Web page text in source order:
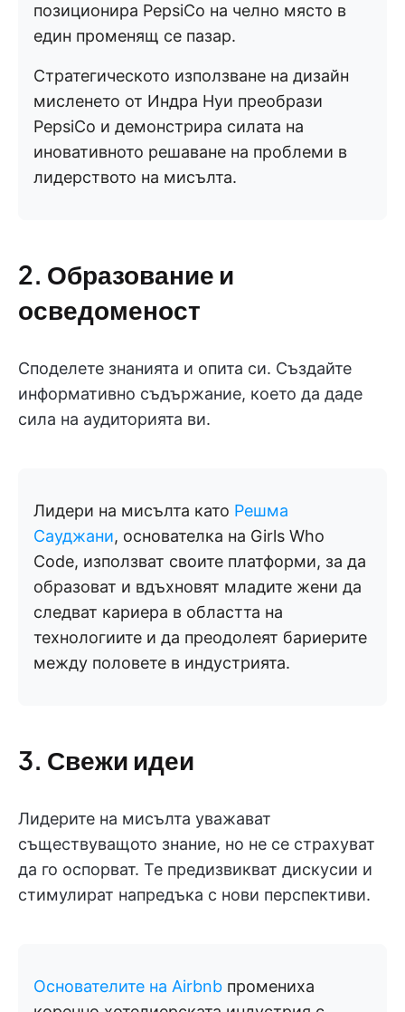
позиционира PepsiCo на челно място в
един променящ се пазар.
Стратегическото използване на дизайн
мисленето от Индра Нуи преобрази
PepsiCo и демонстрира силата на
иновативното решаване на проблеми в
лидерството на мисълта.
2. Образование и
осведоменост
Споделете знанията и опита си. Създайте
информативно съдържание, което да даде
сила на аудиторията ви.
Лидери на мисълта като Решма
Сауджани, основателка на Girls Who
Code, използват своите платформи, за да
образоват и вдъхновят младите жени да
следват кариера в областта на
технологиите и да преодолеят бариерите
между половете в индустрията.
3. Свежи идеи
Лидерите на мисълта уважават
съществуващото знание, но не се страхуват
да го оспорват. Те предизвикват дискусии и
стимулират напредъка с нови перспективи.
Основателите на Airbnb промениха